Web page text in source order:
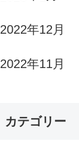
2022年12月
2022年11月
カテゴリー